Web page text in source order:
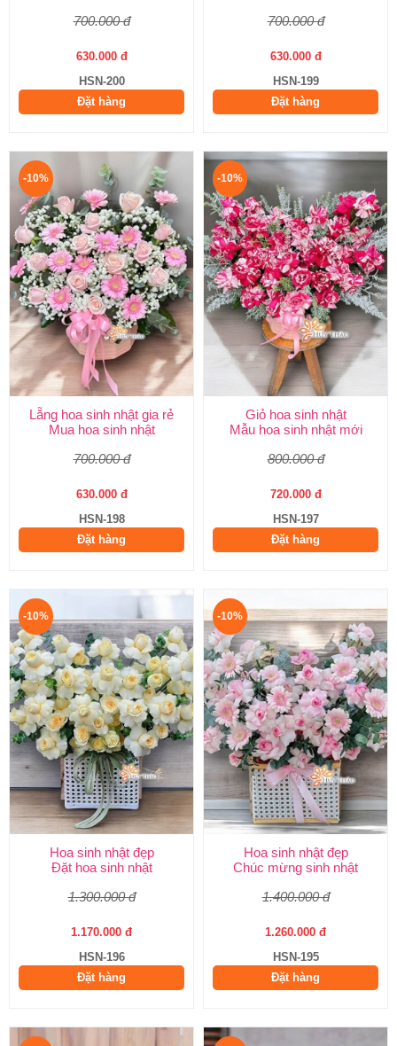
700.000 đ
630.000 đ
HSN-200
Đặt hàng
700.000 đ
630.000 đ
HSN-199
Đặt hàng
-10%
Lẵng hoa sinh nhật gia rẻ
Mua hoa sinh nhật
700.000 đ
630.000 đ
HSN-198
Đặt hàng
-10%
Giỏ hoa sinh nhật
Mẫu hoa sinh nhật mới
800.000 đ
720.000 đ
HSN-197
Đặt hàng
-10%
Hoa sinh nhật đẹp
Đặt hoa sinh nhật
1.300.000 đ
1.170.000 đ
HSN-196
Đặt hàng
-10%
Hoa sinh nhật đẹp
Chúc mừng sinh nhật
1.400.000 đ
1.260.000 đ
HSN-195
Đặt hàng